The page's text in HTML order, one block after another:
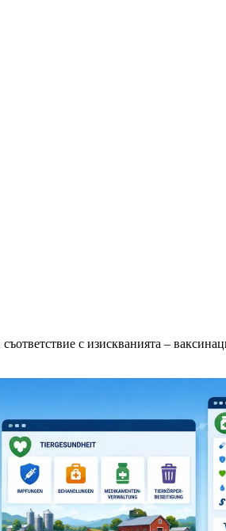
с изискванията –